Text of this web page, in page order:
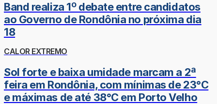
Band realiza 1º debate entre candidatos
ao Governo de Rondônia no próxima dia
18
CALOR EXTREMO
Sol forte e baixa umidade marcam a 2ª
feira em Rondônia, com mínimas de 23°C
e máximas de até 38°C em Porto Velho